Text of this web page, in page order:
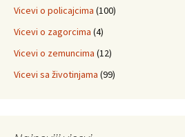
Vicevi o policajcima (100)
Vicevi o zagorcima (4)
Vicevi o zemuncima (12)
Vicevi sa životinjama (99)